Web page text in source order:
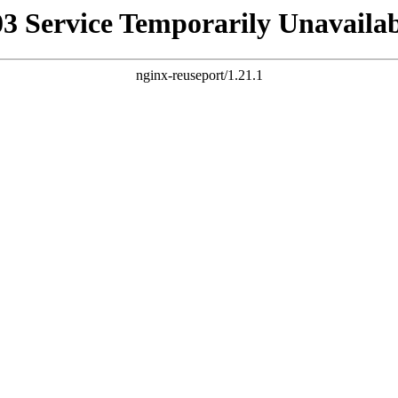
Service Temporarily
nginx-reuseport/1.21.1